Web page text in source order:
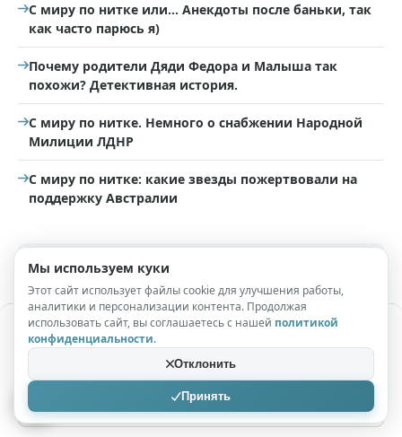
С миру по нитке или… Анекдоты после баньки, так
как часто парюсь я)
Почему родители Дяди Федора и Малыша так
похожи? Детективная история.
С миру по нитке. Немного о снабжении Народной
Милиции ЛДНР
С миру по нитке: какие звезды пожертвовали на
поддержку Австралии
Теги: #с миру по нитке
Добавить комментарий
Мы используем куки
Этот сайт использует файлы cookie для улучшения работы,
аналитики и персонализации контента. Продолжая
использовать сайт, вы соглашаетесь с нашей политикой
конфиденциальности.
Отклонить
Принять